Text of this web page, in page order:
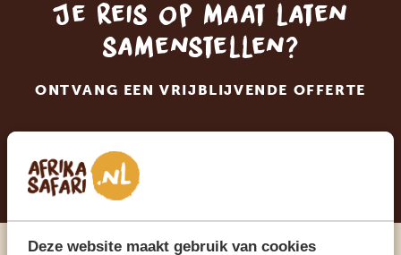
Deze website maakt gebruik van cookies
Je reis op maat laten
samenstellen?
ONTVANG EEN VRIJBLIJVENDE OFFERTE
STEL NU JOUW DROOMREIS SAMEN